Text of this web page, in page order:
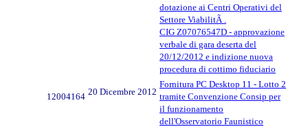
dotazione ai Centri Operativi del
Settore ViabilitÃ .
CIG Z07076547D - approvazione
verbale di gara deserta del
20/12/2012 e indizione nuova
procedura di cottimo fiduciario
12004164 20 Dicembre 2012
Fornitura PC Desktop 11 - Lotto 2
tramite Convenzione Consip per
il funzionamento
dell'Osservatorio Faunistico